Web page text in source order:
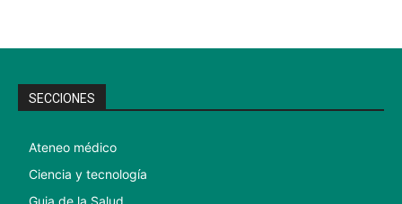
SECCIONES
Ateneo médico
Ciencia y tecnología